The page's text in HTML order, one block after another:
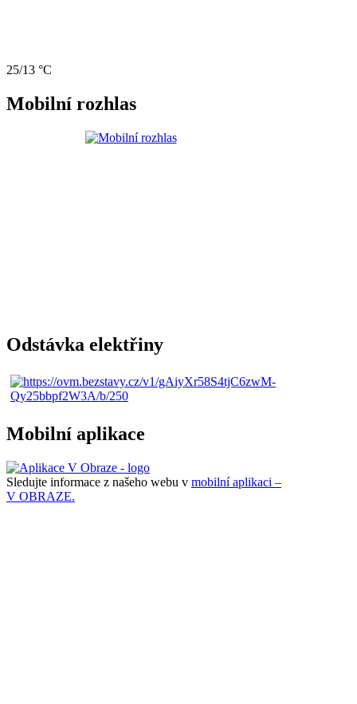
25/13 °C
Mobilní rozhlas
Odstávka elektřiny
Mobilní aplikace
Sledujte informace z našeho webu v mobilní aplikaci –
V OBRAZE.